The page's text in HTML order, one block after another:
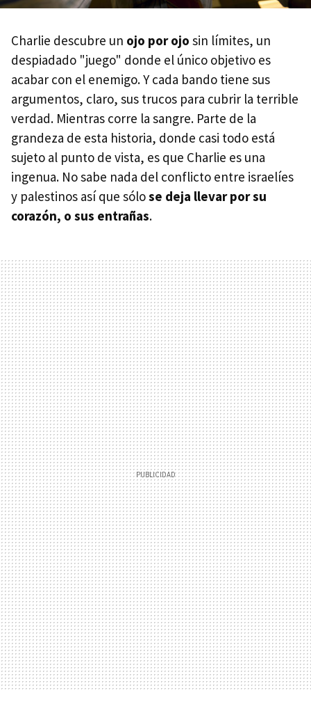
Charlie descubre un ojo por ojo sin límites, un
despiadado "juego" donde el único objetivo es
acabar con el enemigo. Y cada bando tiene sus
argumentos, claro, sus trucos para cubrir la terrible
verdad. Mientras corre la sangre. Parte de la
grandeza de esta historia, donde casi todo está
sujeto al punto de vista, es que Charlie es una
ingenua. No sabe nada del conflicto entre israelíes
y palestinos así que sólose deja llevar por su
corazón, o sus entrañas.